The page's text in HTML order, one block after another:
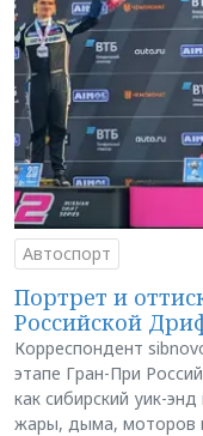
Автоспорт
Портрет и
Российской
Корреспондент
этапе Гран-При
как сибирский уик-
жары, дыма, моторов